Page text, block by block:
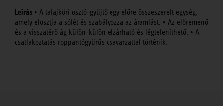
Leírás • A talajköri osztó-gyűjtő egy előre összeszerelt egység,
amely elosztja a sólét és szabályozza az áramlást. • Az előremenő
és a visszatérő ág külön-külön elzárható és légteleníthető. • A
csatlakoztatás roppantógyűrűs csavarzattal történik.